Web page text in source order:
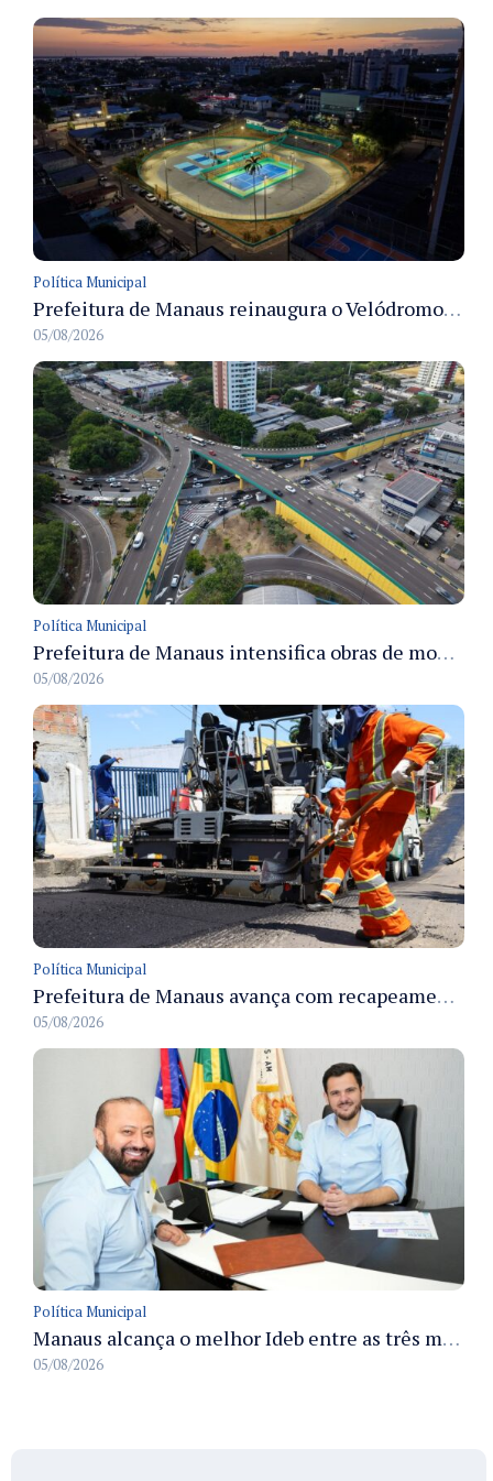
Política Municipal
Prefeitura de Manaus reinaugura o Velódromo Professora Alzira Campos e entrega espaço esportivo totalmente revitalizado
05/08/2026
Política Municipal
Prefeitura de Manaus intensifica obras de modernização no viaduto Miguel Arraes para ampliar segurança e acessibilidade na região
05/08/2026
Política Municipal
Prefeitura de Manaus avança com recapeamento no Parque Rio Solimões e cobre cerca de 30 ruas
05/08/2026
Política Municipal
Manaus alcança o melhor Ideb entre as três maiores redes municipais do país em 2025 com avanço na aprendizagem
05/08/2026